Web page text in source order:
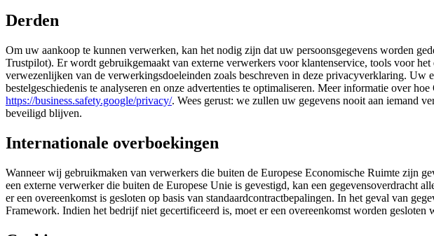
Derden
Om uw aankoop te kunnen verwerken, kan het nodig zijn dat uw persoonsgegevens worden
Trustpilot). Er wordt gebruikgemaakt van externe verwerkers voor klantenservice, tools voor
verwezenlijken van de verwerkingsdoeleinden zoals beschreven in deze privacyverklaring.
bestelgeschiedenis te analyseren en onze advertenties te optimaliseren. Meer informatie over
https://business.safety.google/privacy/. Wees gerust: we zullen uw gegevens nooit aan iemand
beveiligd blijven.
Internationale overboekingen
Wanneer wij gebruikmaken van verwerkers die buiten de Europese Economische Ruimte zijn
een externe verwerker die buiten de Europese Unie is gevestigd, kan een gegevensoverdracht
er een overeenkomst is gesloten op basis van standaardcontractbepalingen. In het geval van
Framework. Indien het bedrijf niet gecertificeerd is, moet er een overeenkomst worden